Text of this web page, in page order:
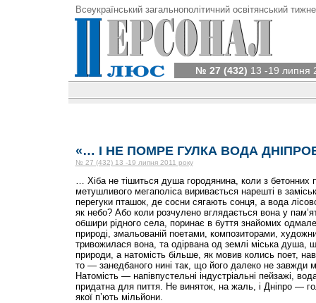
Всеукраїнський загальнополітичний освітянський
№ 27 (432) 13 -19 липня
«… І НЕ ПОМРЕ ГУЛКА ВОДА
№ 27 (432) 13 -19 липня 2011 року
… Хіба не тішиться душа городянина, коли з бетонних
метушливого мегаполіса виривається нарешті в
перегуки пташок, де сосни сягають сонця, а вода
як небо? Або коли розчулено вглядається вона у
обшири рідного села, поринає в буття знайомих
природі, змальованій поетами, композиторами,
тривожилася вона, та одірвана од землі міська душа,
природи, а натомість більше, як мовив колись поет,
то — занедбаного нині так, що його далеко не завжди
Натомість — напівпустельні індустріальні пейзажі,
придатна для пиття. Не виняток, на жаль, і Дніпро —
якої п’ють мільйони.